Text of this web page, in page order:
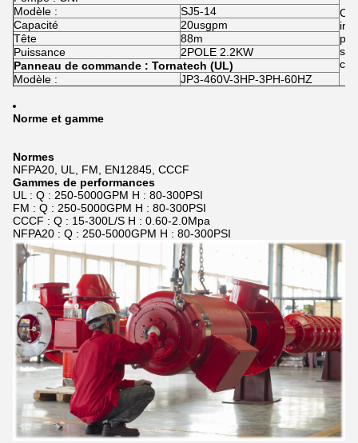
Modèle :
SJ5-14
Capacité
20usgpm
Tête
88m
Puissance
2POLE 2.2KW
Panneau de commande : Tornatech (UL)
Modèle :
JP3-460V-3HP-3PH-60HZ
Norme et gamme
Normes
NFPA20, UL, FM, EN12845, CCCF
Gammes de performances
UL : Q : 250-5000GPM H : 80-300PSI
FM : Q : 250-5000GPM H : 80-300PSI
CCCF : Q : 15-300L/S H : 0.60-2.0Mpa
NFPA20 : Q : 250-5000GPM H : 80-300PSI